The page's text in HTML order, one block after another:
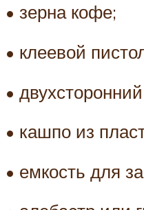
• зерна кофе;
• клеевой
•
• кашпо из
• емкость для